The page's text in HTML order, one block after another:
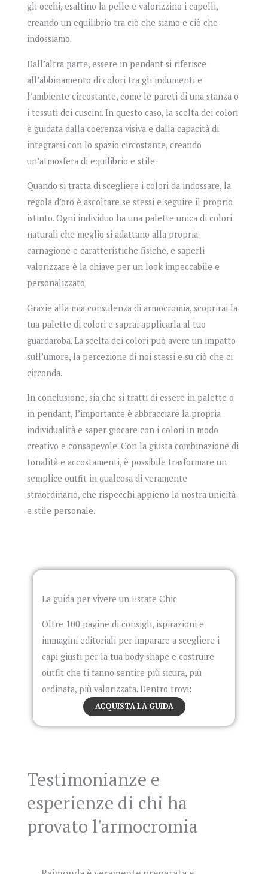
gli occhi, esaltino la pelle e valorizzino i capelli,
creando un equilibrio tra ciò che siamo e ciò che
indossiamo.
Dall’altra parte, essere in pendant si riferisce
all’abbinamento di colori tra gli indumenti e
l’ambiente circostante, come le pareti di una stanza o
i tessuti dei cuscini. In questo caso, la scelta dei colori
è guidata dalla coerenza visiva e dalla capacità di
integrarsi con lo spazio circostante, creando
un’atmosfera di equilibrio e stile.
Quando si tratta di scegliere i colori da indossare, la
regola d’oro è ascoltare se stessi e seguire il proprio
istinto. Ogni individuo ha una palette unica di colori
naturali che meglio si adattano alla propria
carnagione e caratteristiche fisiche, e saperli
valorizzare è la chiave per un look impeccabile e
personalizzato.
Grazie alla mia consulenza di armocromia, scoprirai la
tua palette di colori e saprai applicarla al tuo
guardaroba. La scelta dei colori può avere un impatto
sull’umore, la percezione di noi stessi e su ciò che ci
circonda.
In conclusione, sia che si tratti di essere in palette o
in pendant, l’importante è abbracciare la propria
individualità e saper giocare con i colori in modo
creativo e consapevole. Con la giusta combinazione di
tonalità e accostamenti, è possibile trasformare un
semplice outfit in qualcosa di veramente
straordinario, che rispecchi appieno la nostra unicità
e stile personale.
La guida per vivere un Estate Chic
Oltre 100 pagine di consigli, ispirazioni e
immagini editoriali per imparare a scegliere i
capi giusti per la tua body shape e costruire
outfit che ti fanno sentire più sicura, più
ordinata, più valorizzata. Dentro trovi:
ACQUISTA LA GUIDA
Testimonianze e
esperienze di chi ha
provato l'armocromia